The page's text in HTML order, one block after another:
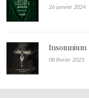
26 janvier 2024
Insomnium
08 février 2023